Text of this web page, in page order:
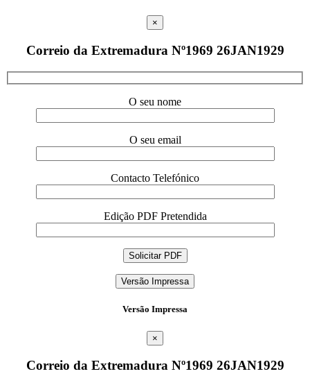
×
Correio da Extremadura Nº1969 26JAN1929
O seu nome
O seu email
Contacto Telefónico
Edição PDF Pretendida
Versão Impressa
Versão Impressa
×
Correio da Extremadura Nº1969 26JAN1929